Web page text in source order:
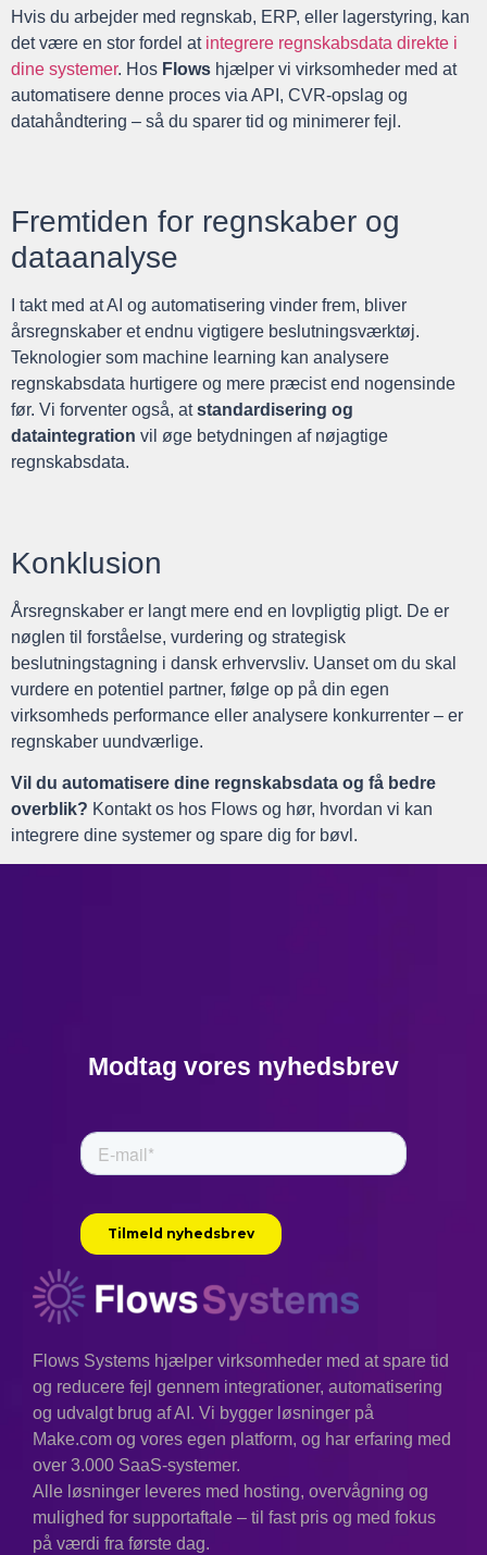
Hvis du arbejder med regnskab, ERP, eller lagerstyring, kan
det være en stor fordel at integrere regnskabsdata direkte i
dine systemer. Hos Flows hjælper vi virksomheder med at
automatisere denne proces via API, CVR-opslag og
datahåndtering – så du sparer tid og minimerer fejl.
Fremtiden for regnskaber og
dataanalyse
I takt med at AI og automatisering vinder frem, bliver
årsregnskaber et endnu vigtigere beslutningsværktøj.
Teknologier som machine learning kan analysere
regnskabsdata hurtigere og mere præcist end nogensinde
før. Vi forventer også, atstandardisering og
dataintegration vil øge betydningen af nøjagtige
regnskabsdata.
Konklusion
Årsregnskaber er langt mere end en lovpligtig pligt. De er
nøglen til forståelse, vurdering og strategisk
beslutningstagning i dansk erhvervsliv. Uanset om du skal
vurdere en potentiel partner, følge op på din egen
virksomheds performance eller analysere konkurrenter – er
regnskaber uundværlige.
Vil du automatisere dine regnskabsdata og få bedre
overblik? Kontakt os hos Flows og hør, hvordan vi kan
integrere dine systemer og spare dig for bøvl.
Modtag vores nyhedsbrev
Flows Systems hjælper virksomheder med at spare tid
og reducere fejl gennem integrationer, automatisering
og udvalgt brug af AI. Vi bygger løsninger på
Make.com og vores egen platform, og har erfaring med
over 3.000 SaaS-systemer.
Alle løsninger leveres med hosting, overvågning og
mulighed for supportaftale – til fast pris og med fokus
på værdi fra første dag.